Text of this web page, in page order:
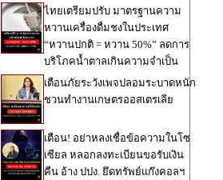
ไทยเตรียมปรับ มาตรฐานความ
หวานเครื่องดื่มชงในประเทศ
“หวานปกติ = หวาน 50%” ลดการ
บริโภคน้ำตาลเกินความจำเป็น
เตือนภัยระวังเพจปลอมระบาดหนัก
ชวนทำงานเกษตรออสเตรเลีย
เตือน! อย่าหลงเชื่อข้อความในโซ
เซียล หลอกลงทะเบียนขอรับเงิน
คืน อ้าง ปปง. ยึดทรัพย์แก๊งคอลฯ